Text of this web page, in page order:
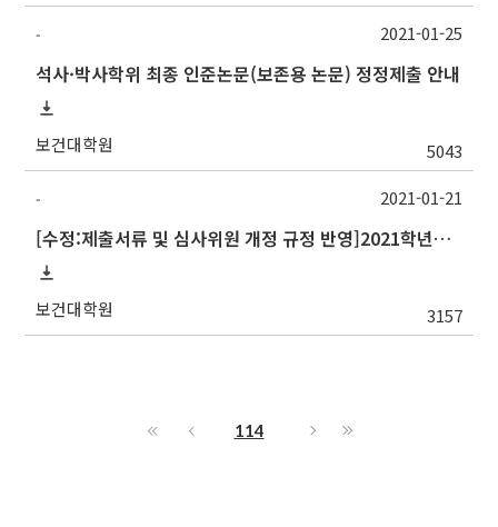
-
석사·박사학위 최종 인준논문(보존용 논문) 정정제출 안내
보건대학원 5043
2021-01-25
-
[수정:제출서류 및 심사위원 개정 규정 반영]2021학년도 1학기 논문작성계획서 제출 안내(Thesis Proposal)
보건대학원 3157
2021-01-21
114